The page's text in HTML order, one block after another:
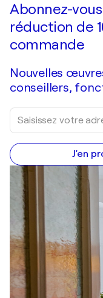
Abonnez-
réduction de
commande
Nouvelles
conseillers,
J'en